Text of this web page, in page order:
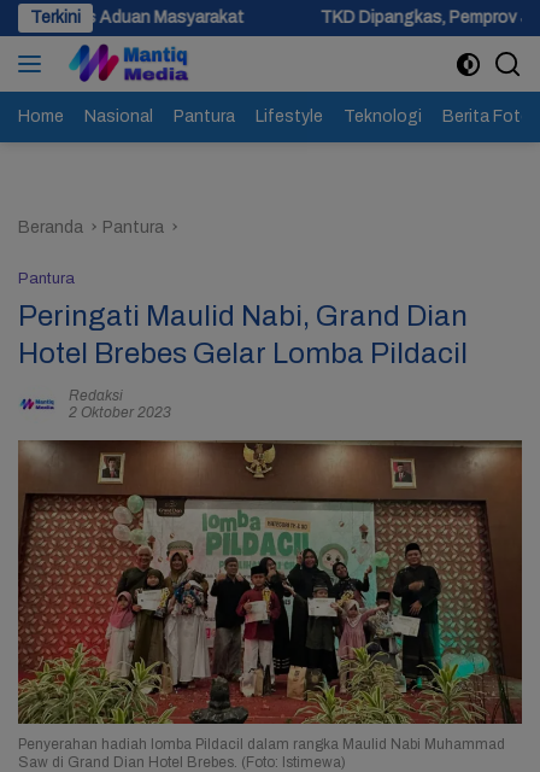
Langsung
ke
konten
Terkini
Masyarakat TKD Dipangkas, Pemprov Jateng Pastikan Tak
Home Nasional Pantura Lifestyle Teknologi Berita Foto
Beranda Pantura
Pantura
Peringati Maulid Nabi, Grand Dian
Hotel Brebes Gelar Lomba Pildacil
Redaksi
2 Oktober 2023
Penyerahan hadiah lomba Pildacil dalam rangka Maulid Nabi Muhammad
Saw di Grand Dian Hotel Brebes. (Foto: Istimewa)